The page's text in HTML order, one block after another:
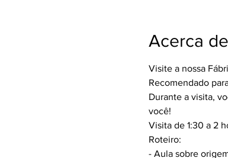
Acerca
Visite a nossa
Recomendado
Durante a visita,
você!
Visita de 1:30 a 2
Roteiro:
- Aula sobre